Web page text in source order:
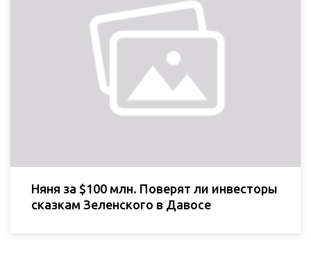
Няня за $100 млн. Поверят ли инвесторы
сказкам Зеленского в Давосе